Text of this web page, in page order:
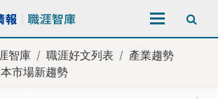
全站搜尋
智庫 職涯好文列表
產業趨勢
市場新趨勢